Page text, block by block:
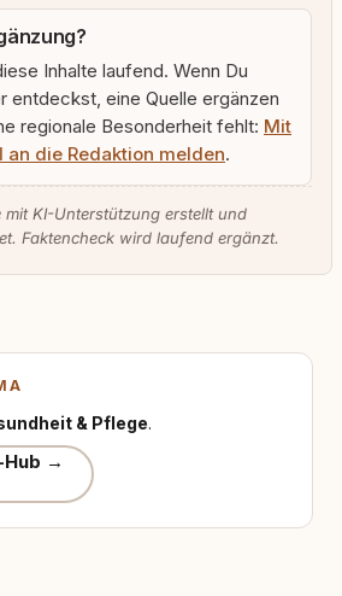
Inhalte laufend. Wenn Du
entdeckst, eine Quelle ergänzen
regionale Besonderheit fehlt: Mit
an die Redaktion melden.
mit KI-Unterstützung erstellt und
Faktencheck wird laufend ergänzt.
& Pflege.
Hub →